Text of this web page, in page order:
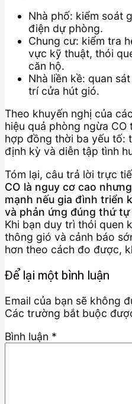
Nhà phố: kiểm soát
điện dự phòng.
Chung cư: kiểm tra
vực kỹ thuật, thói
căn hộ.
Nhà liền kề: quan
trí cửa hút gió.
Theo khuyến nghị của
hiệu quả phòng ngừa
hợp đồng thời ba yếu tố:
định kỳ và diễn tập tình
Tóm lại, câu trả lời trực
CO là nguy cơ cao
mạnh nếu gia đình triển
và phản ứng đúng thứ
Khi bạn duy trì thói quen
thông gió và cảnh báo
hơn theo cách đo được,
Để lại một bình luận
Email của bạn sẽ không
Các trường bắt buộc
Bình luận *